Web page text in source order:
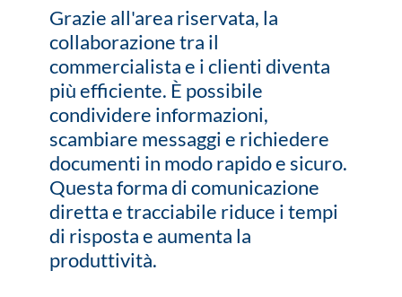
Grazie all'area riservata, la
collaborazione tra il
commercialista e i clienti diventa
più efficiente. È possibile
condividere informazioni,
scambiare messaggi e richiedere
documenti in modo rapido e sicuro.
Questa forma di comunicazione
diretta e tracciabile riduce i tempi
di risposta e aumenta la
produttività.